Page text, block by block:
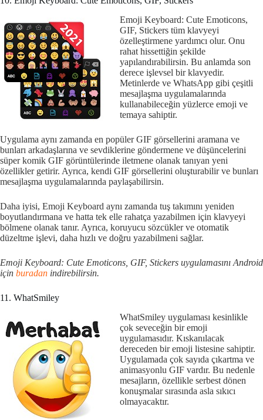
Emoji Keyboard: Cute Emoticons,
GIF, Stickers tüm klavyeyi
özelleştirmene yardımcı olur. Onu
rahat hissettiğin şekilde
yapılandırabilirsin. Bu anlamda son
derece işlevsel bir klavyedir.
Metinlerde ve WhatsApp gibi çeşitli
mesajlaşma uygulamalarında
kullanabileceğin yüzlerce emoji ve
temaya sahiptir.
Uygulama aynı zamanda en popüler GIF görsellerini aramana ve
bunları arkadaşlarına ve sevdiklerine göndermene ve düşüncelerini
süper komik GIF görüntülerinde iletmene olanak tanıyan yeni
özellikler getirir. Ayrıca, kendi GIF görsellerini oluşturabilir ve bunları
mesajlaşma uygulamalarında paylaşabilirsin.
Daha iyisi, Emoji Keyboard aynı zamanda tuş takımını yeniden
boyutlandırmana ve hatta tek elle rahatça yazabilmen için klavyeyi
bölmene olanak tanır. Ayrıca, koruyucu sözcükler ve otomatik
düzeltme işlevi, daha hızlı ve doğru yazabilmeni sağlar.
Emoji Keyboard: Cute Emoticons, GIF, Stickers uygulamasını Android
için buradan indirebilirsin.
11. WhatSmiley
WhatSmiley uygulaması kesinlikle
çok seveceğin bir emoji
uygulamasıdır. Kıskanılacak
dereceden bir emoji listesine sahiptir.
Uygulamada çok sayıda çıkartma ve
animasyonlu GIF vardır. Bu nedenle
mesajların, özellikle serbest dönen
konuşmalar sırasında asla sıkıcı
olmayacaktır.